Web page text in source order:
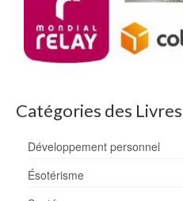
Catégories des Livres
Développement personnel
Ésotérisme